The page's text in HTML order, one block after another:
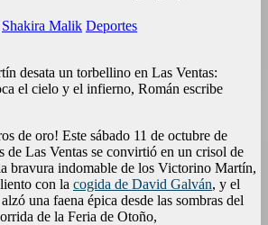
Shakira Malik Deportes
de oro! Este sábado 11 de octubre de
de Las Ventas se convirtió en un crisol de
bravura indomable de los Victorino Martín,
con la cogida de David Galván, y el
una faena épica desde las sombras del
de la Feria de Otoño,